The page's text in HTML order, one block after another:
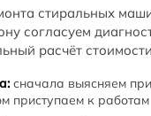
стиральных
согласуем
расчёт
сначала выясняем
приступаем к работам